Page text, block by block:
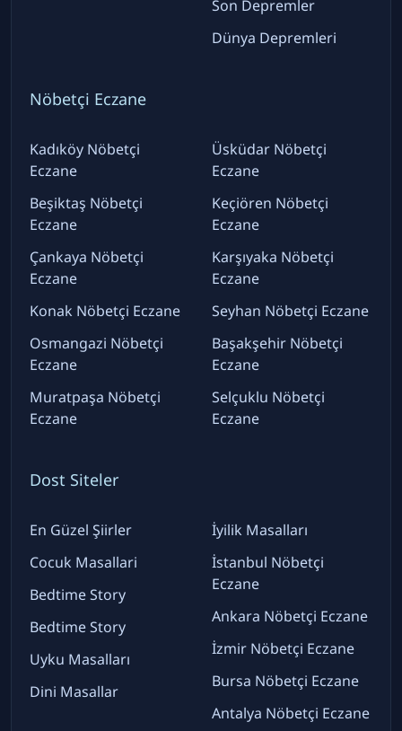
Son Depremler
Dünya Depremleri
Nöbetçi Eczane
Kadıköy Nöbetçi
Eczane
Beşiktaş Nöbetçi
Eczane
Çankaya Nöbetçi
Eczane
Konak Nöbetçi Eczane
Osmangazi Nöbetçi
Eczane
Muratpaşa Nöbetçi
Eczane
Üsküdar Nöbetçi
Eczane
Keçiören Nöbetçi
Eczane
Karşıyaka Nöbetçi
Eczane
Seyhan Nöbetçi Eczane
Başakşehir Nöbetçi
Eczane
Selçuklu Nöbetçi
Eczane
Dost Siteler
En Güzel Şiirler
Cocuk Masallari
Bedtime Story
Bedtime Story
Uyku Masalları
Dini Masallar
İyilik Masalları
İstanbul Nöbetçi
Eczane
Ankara Nöbetçi Eczane
İzmir Nöbetçi Eczane
Bursa Nöbetçi Eczane
Antalya Nöbetçi Eczane